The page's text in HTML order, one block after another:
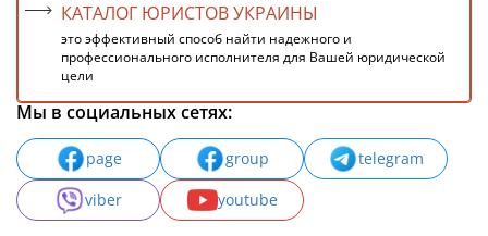
КАТАЛОГ ЮРИСТОВ УКРАИНЫ
это эффективный способ найти надежного и
профессионального исполнителя для Вашей юридической
цели
Мы в социальных сетях:
page group
telegram
viber
youtube